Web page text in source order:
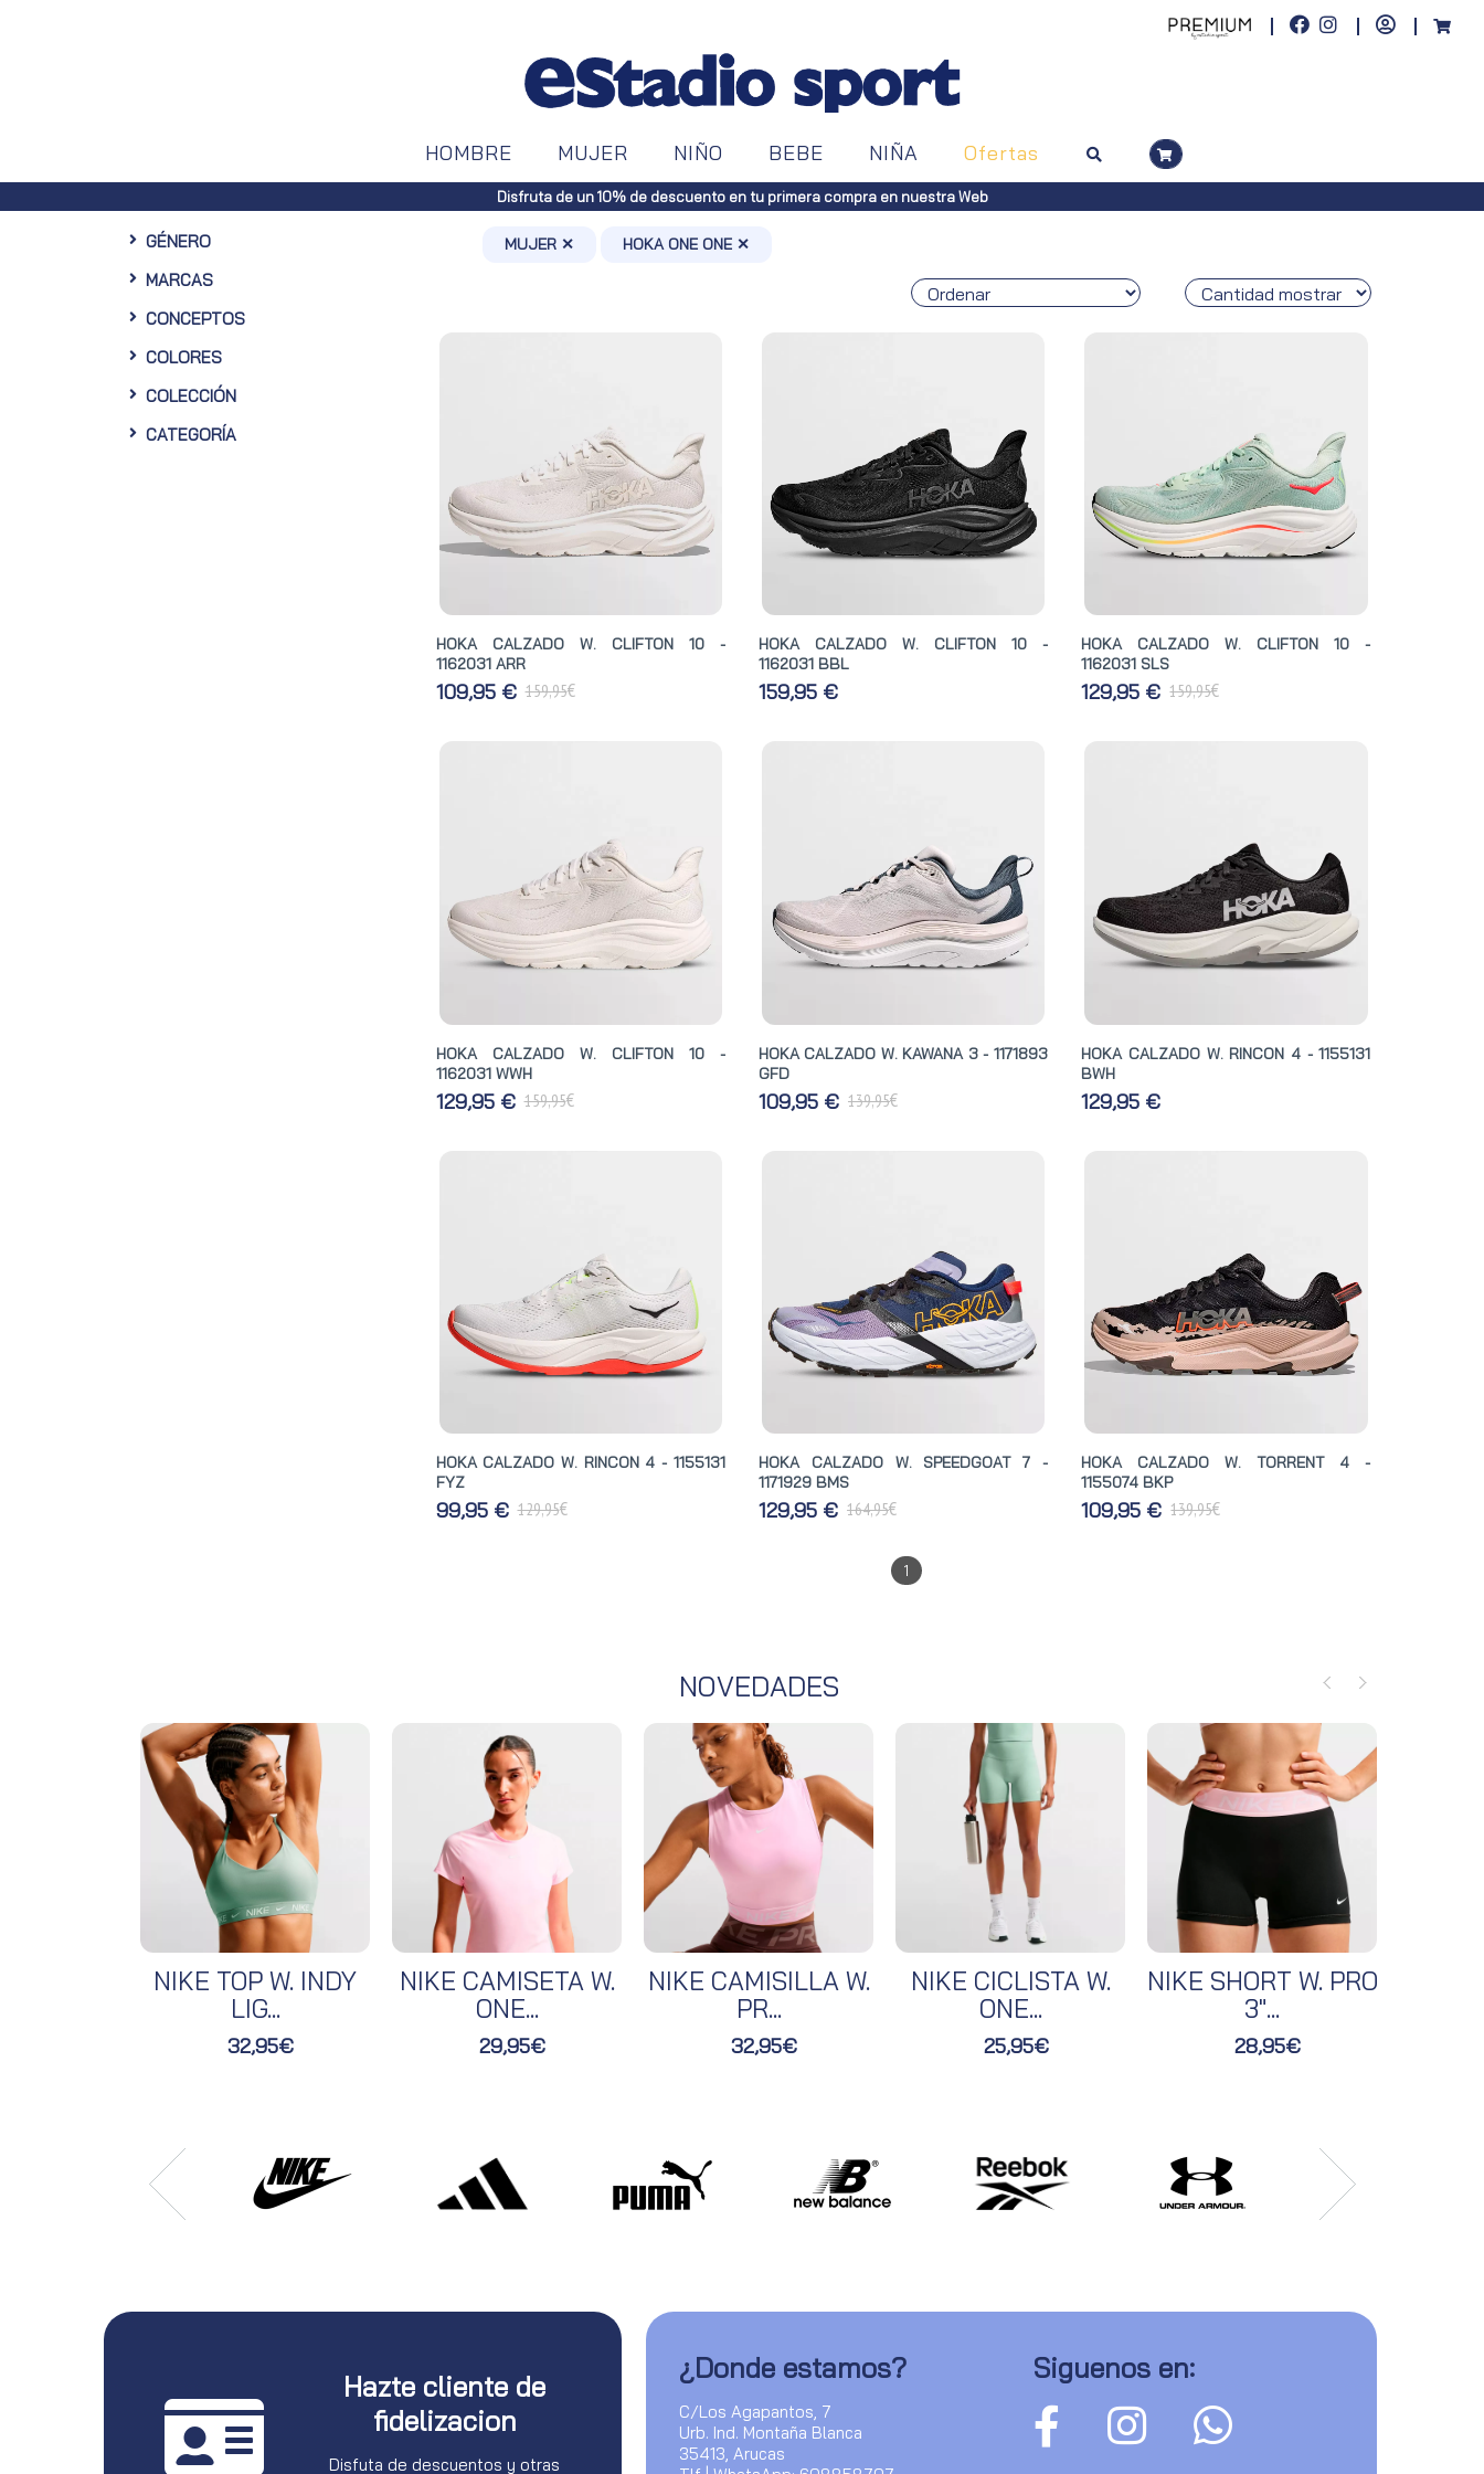
HOMBRE MUJER NIÑO BEBE NIÑA Ofertas
Disfruta de un 10% de descuento en tu primera compra en nuestra Web
GÉNERO
MARCAS
CONCEPTOS
COLORES
COLECCIÓN
CATEGORÍA
MUJER ✕ HOKA ONE ONE ✕
HOKA CALZADO W. CLIFTON 10 -
1162031 ARR
109,95 € 159,95€
HOKA CALZADO W. CLIFTON 10 -
1162031 BBL
159,95 €
HOKA CALZADO W. CLIFTON 10 -
1162031 SLS
129,95 € 159,95€
HOKA CALZADO W. CLIFTON 10 -
1162031 WWH
129,95 € 159,95€
HOKA CALZADO W. KAWANA 3 - 1171893
GFD
109,95 € 139,95€
HOKA CALZADO W. RINCON 4 - 1155131
BWH
129,95 €
HOKA CALZADO W. RINCON 4 - 1155131
FYZ
99,95 € 129,95€
HOKA CALZADO W. SPEEDGOAT 7 -
1171929 BMS
129,95 € 164,95€
HOKA CALZADO W. TORRENT 4 -
1155074 BKP
109,95 € 139,95€
1
NOVEDADES
NIKE TOP W. INDY
LIG...
32,95€
NIKE CAMISETA W.
ONE...
29,95€
NIKE CAMISILLA W.
PR...
32,95€
NIKE CICLISTA W.
ONE...
25,95€
NIKE SHORT W. PRO
3"...
28,95€
Hazte cliente de
fidelizacion
Disfuta de descuentos y otras
¿Donde estamos?
C/Los Agapantos, 7
Urb. Ind. Montaña Blanca
35413, Arucas
Siguenos en: